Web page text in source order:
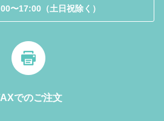
〜17:00（土日祝除く）
でのご注文